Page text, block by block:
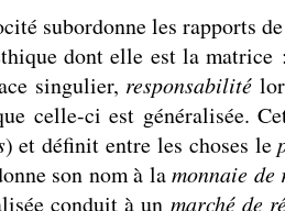
subordonne les rapports
dont elle est la
singulier, responsabilité
celle-ci est généralisée.
) et définit entre les choses le
son nom à lamonnaie
conduit à un marché de